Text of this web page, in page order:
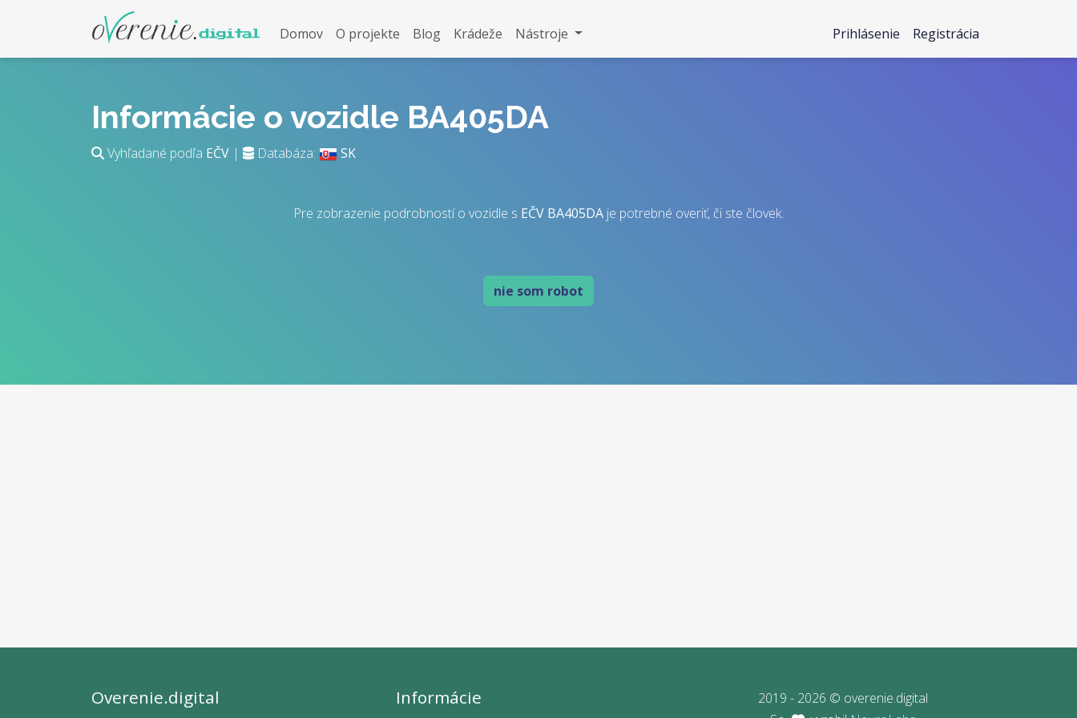
Domov O projekte Blog Krádeže Nástroje Prihlásenie Registrácia
Informácie o vozidle BA405DA
Vyhľadané podľa EČV | Databáza: SK
Pre zobrazenie podrobností o vozidle s EČV BA405DA je potrebné overiť, či ste človek.
nie som robot
Overenie.digital Informácie
2019 - 2026 © overenie.digital